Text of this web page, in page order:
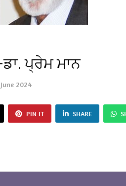
ਪ੍ਰੇਮ ਮਾਨ
2024
PIN IT SHARE